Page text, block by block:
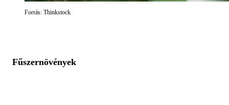
Forrás: Thinkstock
Fűszernövények